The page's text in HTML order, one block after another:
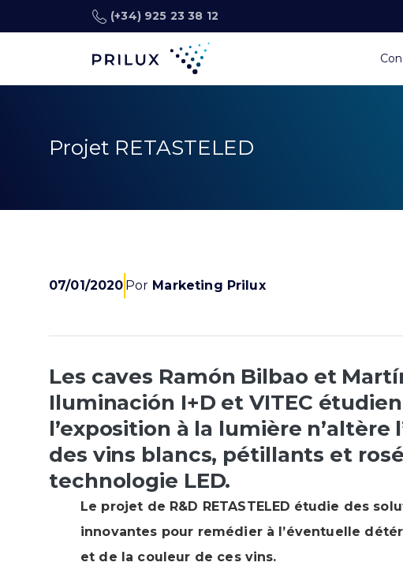
(+34) 925 23 38 12
Projet RETASTELED
07/01/2020 Por Marketing Prilux
Les caves Ramón Bilbao et
Iluminación I+D et VITEC
l’exposition à la lumière n’altère
des vins blancs, pétillants et
technologie LED.
Le projet de R&D RETASTELED étudie des
innovantes pour remédier à l’éventuelle
et de la couleur de ces vins.